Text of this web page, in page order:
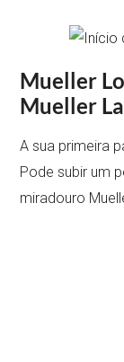
Mueller
Mueller
A sua primeira
Pode subir um
miradouro